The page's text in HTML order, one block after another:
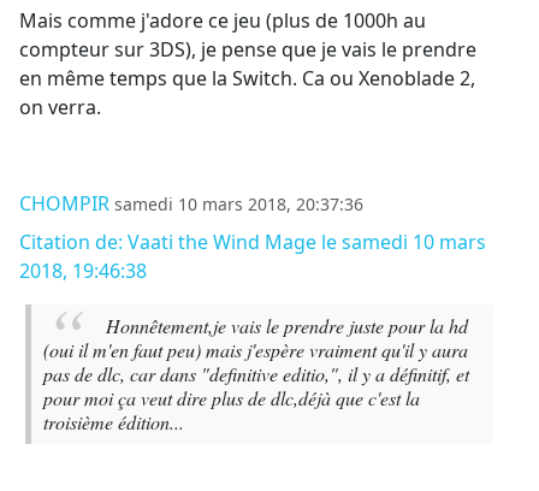
Mais comme j'adore ce jeu (plus de 1000h au
compteur sur 3DS), je pense que je vais le prendre
en même temps que la Switch. Ca ou Xenoblade 2,
on verra.
CHOMPIR samedi 10 mars 2018, 20:37:36
Citation de: Vaati the Wind Mage le samedi 10 mars
2018, 19:46:38
Honnêtement,je vais le prendre juste pour la hd
(oui il m'en faut peu) mais j'espère vraiment qu'il y aura
pas de dlc, car dans "definitive editio,", il y a définitif, et
pour moi ça veut dire plus de dlc,déjà que c'est la
troisième édition...